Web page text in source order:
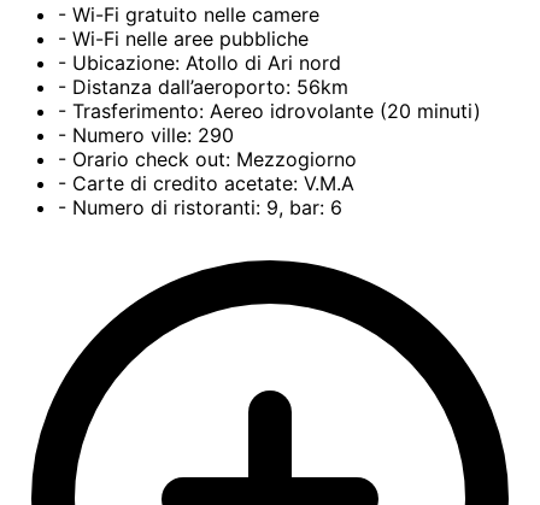
- Wi-Fi gratuito nelle camere
- Wi-Fi nelle aree pubbliche
- Ubicazione: Atollo di Ari nord
- Distanza dall’aeroporto: 56km
- Trasferimento: Aereo idrovolante (20 minuti)
- Numero ville: 290
- Orario check out: Mezzogiorno
- Carte di credito acetate: V.M.A
- Numero di ristoranti: 9, bar: 6